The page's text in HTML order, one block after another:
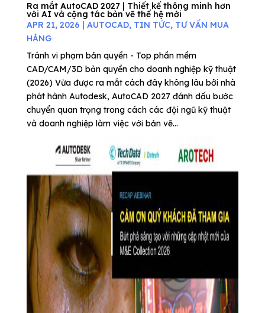
Ra mắt AutoCAD 2027 | Thiết kế thông minh hơn
với AI và cộng tác bản vẽ thế hệ mới
APR 21, 2026 | AUTOCAD, TIN TỨC, TƯ VẤN MUA
HÀNG
Tránh vi phạm bản quyền - Top phần mềm
CAD/CAM/3D bản quyền cho doanh nghiệp kỹ thuật
(2026) Vừa được ra mắt cách đây không lâu bởi nhà
phát hành Autodesk, AutoCAD 2027 đánh dấu bước
chuyển quan trọng trong cách các đội ngũ kỹ thuật
và doanh nghiệp làm việc với bản vẽ...